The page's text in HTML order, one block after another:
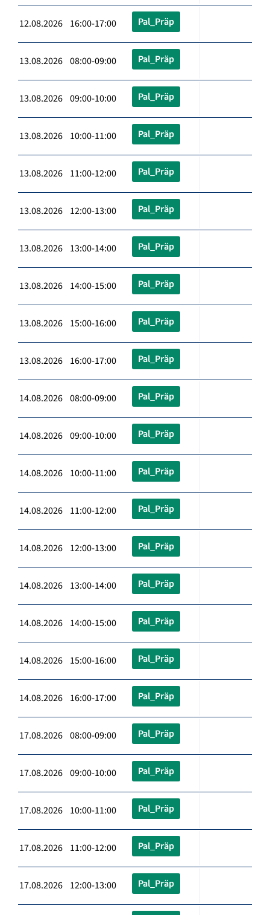
12.08.2026 16:00-17:00 Pal_Präp
13.08.2026 08:00-09:00 Pal_Präp
13.08.2026 09:00-10:00 Pal_Präp
13.08.2026 10:00-11:00 Pal_Präp
13.08.2026 11:00-12:00 Pal_Präp
13.08.2026 12:00-13:00 Pal_Präp
13.08.2026 13:00-14:00 Pal_Präp
13.08.2026 14:00-15:00 Pal_Präp
13.08.2026 15:00-16:00 Pal_Präp
13.08.2026 16:00-17:00 Pal_Präp
14.08.2026 08:00-09:00 Pal_Präp
14.08.2026 09:00-10:00 Pal_Präp
14.08.2026 10:00-11:00 Pal_Präp
14.08.2026 11:00-12:00 Pal_Präp
14.08.2026 12:00-13:00 Pal_Präp
14.08.2026 13:00-14:00 Pal_Präp
14.08.2026 14:00-15:00 Pal_Präp
14.08.2026 15:00-16:00 Pal_Präp
14.08.2026 16:00-17:00 Pal_Präp
17.08.2026 08:00-09:00 Pal_Präp
17.08.2026 09:00-10:00 Pal_Präp
17.08.2026 10:00-11:00 Pal_Präp
17.08.2026 11:00-12:00 Pal_Präp
17.08.2026 12:00-13:00 Pal_Präp